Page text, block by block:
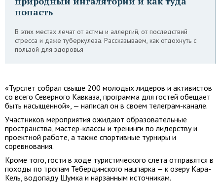
попасть
В этих местах лечат от астмы и аллергий, от последствий
стресса и даже туберкулеза. Рассказываем, как отдохнуть с
пользой для здоровья
«Турслет собрал свыше 200 молодых лидеров и активистов
со всего Северного Кавказа, программа для гостей обещает
быть насыщенной», — написал он в своем телеграм-канале.
Участников мероприятия ожидают образовательные
пространства, мастер-классы и тренинги по лидерству и
проектной работе, а также спортивные турниры и
соревнования.
Кроме того, гости в ходе туристического слета отправятся в
походы по тропам Тебердинского нацпарка — к озеру Кара-
Кель, водопаду Шумка и нарзанным источникам.